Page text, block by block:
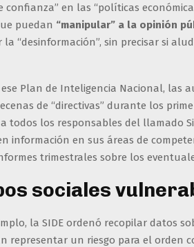
confianza” en las “políticas
puedan “manipular” a la opinión
la “desinformación”, sin precisar si
Plan de Inteligencia Nacional, las
de “directivas” durante los
todos los responsables del llamado
información en sus áreas de
trimestrales sobre los
sociales
la SIDE ordenó recopilar datos
representar un riesgo para el orden